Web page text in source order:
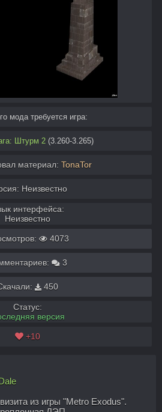
мода требуется игра:
Штурм 2 (3.260-3.265)
материал: TonaTor
Неизвестно
интерфейса:
Неизвестно
4073
3
450
Статус:
версия
+10
из игры "Metro Exodus".